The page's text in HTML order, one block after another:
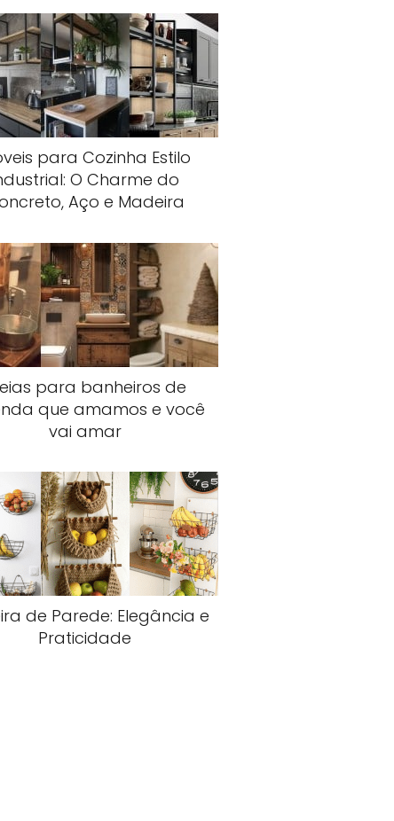
para Cozinha Estilo
O Charme do
Aço e Madeira
para banheiros de
que amamos e você
vai amar
de Parede: Elegância e
Praticidade